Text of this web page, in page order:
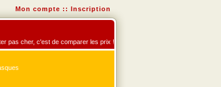
Mon compte :: Inscription
pas cher, c'est de comparer les prix !